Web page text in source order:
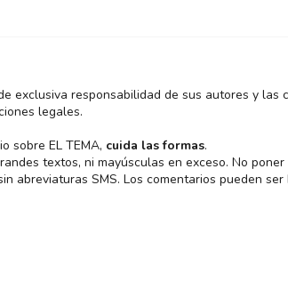
exclusiva responsabilidad de sus autores y las
legales.
sobre EL TEMA, cuida las formas.
textos, ni mayúsculas en exceso. No
abreviaturas SMS. Los comentarios pueden